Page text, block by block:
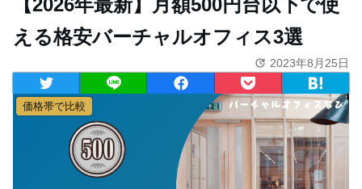
【2026年最新】月額500円台以下で使
える格安バーチャルオフィス3選
2023年8月25日
価格帯で比較